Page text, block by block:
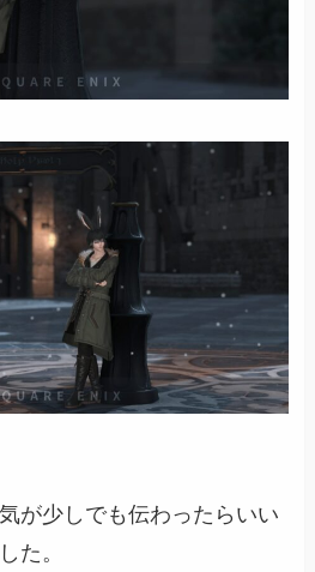
が少しでも伝わったらいい
た。